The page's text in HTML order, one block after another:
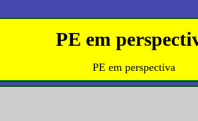
PE em
PE em perspectiva